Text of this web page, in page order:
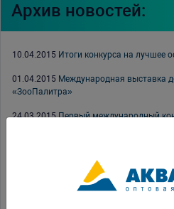
Архив новостей:
10.04.2015 Итоги конкурса на лучшее
01.04.2015 Международная выставка
«ЗооПалитра»
24.03.2015Первый международный
Witte Molen — главный
Корма Tetra уже у нас